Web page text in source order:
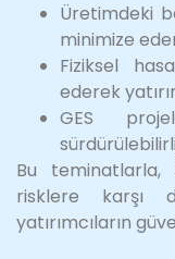
Üretimdeki
minimize
Fiziksel
ederek
GES
Bu teminatlarla,
risklere karşı
yatırımcıların